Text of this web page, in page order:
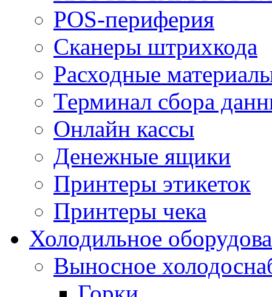
POS-периферия
Сканеры штрихкода
Расходные
Терминал сбора
Онлайн кассы
Денежные ящики
Принтеры этикеток
Принтеры чека
Холодильное
Выносное